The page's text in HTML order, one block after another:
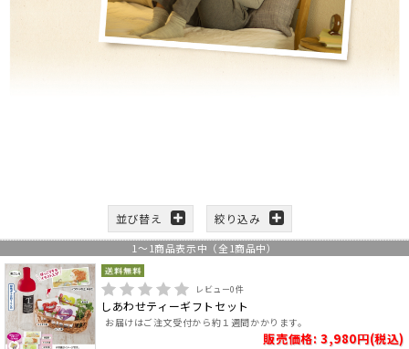
並び替え 絞り込み
1～1商品表示中（全1商品中）
レビュー0件
しあわせティーギフトセット
お届けはご注文受付から約１週間かかります。
販売価格: 3,980円(税込)